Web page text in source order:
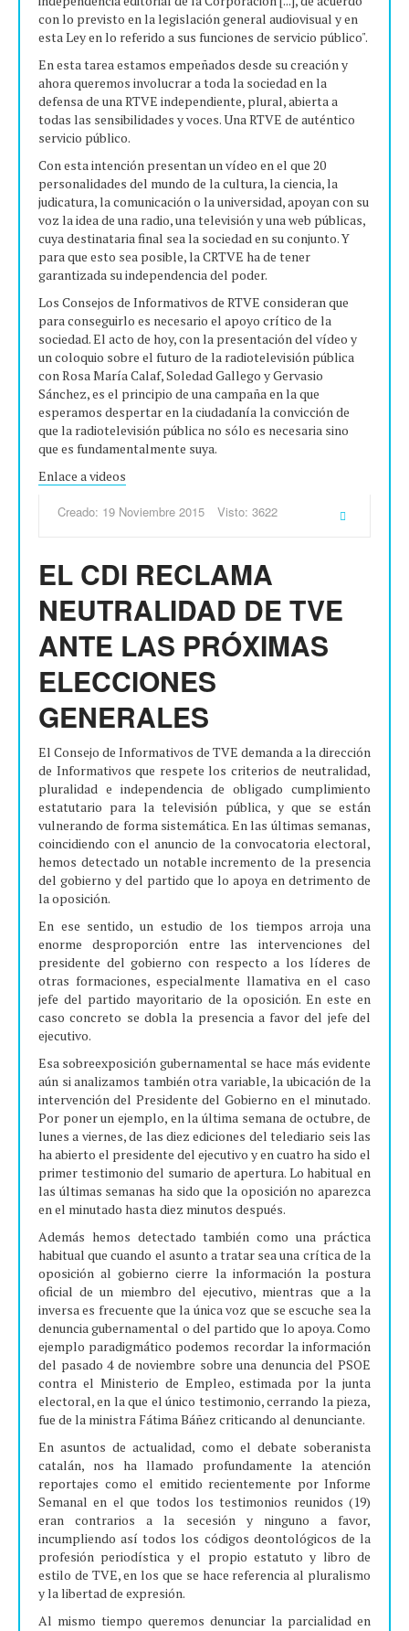
con lo previsto en la legislación general audiovisual y en
esta Ley en lo referido a sus funciones de servicio público".
En esta tarea estamos empeñados desde su creación y
ahora queremos involucrar a toda la sociedad en la
defensa de una RTVE independiente, plural, abierta a
todas las sensibilidades y voces. Una RTVE de auténtico
servicio público.
Con esta intención presentan un vídeo en el que 20
personalidades del mundo de la cultura, la ciencia, la
judicatura, la comunicación o la universidad, apoyan con su
voz la idea de una radio, una televisión y una web públicas,
cuya destinataria final sea la sociedad en su conjunto. Y
para que esto sea posible, la CRTVE ha de tener
garantizada su independencia del poder.
Los Consejos de Informativos de RTVE consideran que
para conseguirlo es necesario el apoyo crítico de la
sociedad. El acto de hoy, con la presentación del vídeo y
un coloquio sobre el futuro de la radiotelevisión pública
con Rosa María Calaf, Soledad Gallego y Gervasio
Sánchez, es el principio de una campaña en la que
esperamos despertar en la ciudadanía la convicción de
que la radiotelevisión pública no sólo es necesaria sino
que es fundamentalmente suya.
Enlace a videos
Creado: 19 Noviembre 2015 Visto: 3622
EL CDI RECLAMA
NEUTRALIDAD DE TVE
ANTE LAS PRÓXIMAS
ELECCIONES
GENERALES
El Consejo de Informativos de TVE demanda a la dirección
de Informativos que respete los criterios de neutralidad,
pluralidad e independencia de obligado cumplimiento
estatutario para la televisión pública, y que se están
vulnerando de forma sistemática. En las últimas semanas,
coincidiendo con el anuncio de la convocatoria electoral,
hemos detectado un notable incremento de la presencia
del gobierno y del partido que lo apoya en detrimento de
la oposición.
En ese sentido, un estudio de los tiempos arroja una
enorme desproporción entre las intervenciones del
presidente del gobierno con respecto a los líderes de
otras formaciones, especialmente llamativa en el caso
jefe del partido mayoritario de la oposición. En este en
caso concreto se dobla la presencia a favor del jefe del
ejecutivo.
Esa sobreexposición gubernamental se hace más evidente
aún si analizamos también otra variable, la ubicación de la
intervención del Presidente del Gobierno en el minutado.
Por poner un ejemplo, en la última semana de octubre, de
lunes a viernes, de las diez ediciones del telediario seis las
ha abierto el presidente del ejecutivo y en cuatro ha sido el
primer testimonio del sumario de apertura. Lo habitual en
las últimas semanas ha sido que la oposición no aparezca
en el minutado hasta diez minutos después.
Además hemos detectado también como una práctica
habitual que cuando el asunto a tratar sea una crítica de la
oposición al gobierno cierre la información la postura
oficial de un miembro del ejecutivo, mientras que a la
inversa es frecuente que la única voz que se escuche sea la
denuncia gubernamental o del partido que lo apoya. Como
ejemplo paradigmático podemos recordar la información
del pasado 4 de noviembre sobre una denuncia del PSOE
contra el Ministerio de Empleo, estimada por la junta
electoral, en la que el único testimonio, cerrando la pieza,
fue de la ministra Fátima Báñez criticando al denunciante.
En asuntos de actualidad, como el debate soberanista
catalán, nos ha llamado profundamente la atención
reportajes como el emitido recientemente por Informe
Semanal en el que todos los testimonios reunidos (19)
eran contrarios a la secesión y ninguno a favor,
incumpliendo así todos los códigos deontológicos de la
profesión periodística y el propio estatuto y libro de
estilo de TVE, en los que se hace referencia al pluralismo
y la libertad de expresión.
Al mismo tiempo queremos denunciar la parcialidad en